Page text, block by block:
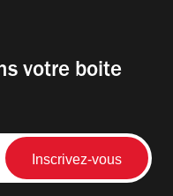
votre boite